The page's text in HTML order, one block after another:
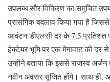
उपलब्ध सौर विकिरण का समुचित
प्रासंगिक बदलाव किया गया है
आवंटन डीएलसी दर के 7.5 प्रतिशत
हेक्टेयर भूमि पर एक मेगावाट की दर
उन्होंने बताया कि इससे राजस्व
नवीन अवसर सृजित होंगे। साथ ही,